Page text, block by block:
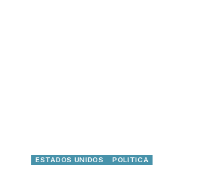
ESTADOS UNIDOS POLITICA